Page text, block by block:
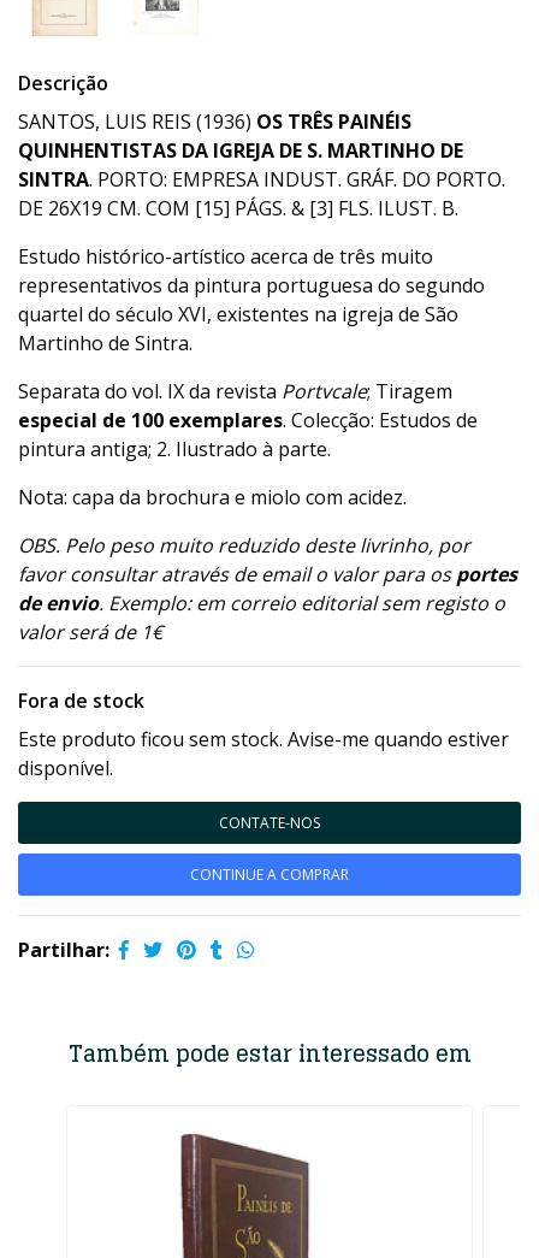
Descrição
SANTOS, LUIS REIS (1936) OS TRÊS PAINÉIS
QUINHENTISTAS DA IGREJA DE S. MARTINHO DE
SINTRA. PORTO: EMPRESA INDUST. GRÁF. DO PORTO.
DE 26X19 CM. COM [15] PÁGS. & [3] FLS. ILUST. B.
Estudo histórico-artístico acerca de três muito
representativos da pintura portuguesa do segundo
quartel do século XVI, existentes na igreja de São
Martinho de Sintra.
Separata do vol. IX da revista Portvcale; Tiragem
especial de 100 exemplares. Colecção: Estudos de
pintura antiga; 2. Ilustrado à parte.
Nota: capa da brochura e miolo com acidez.
OBS. Pelo peso muito reduzido deste livrinho, por
favor consultar através de email o valor para osportes
de envio. Exemplo: em correio editorial sem registo o
valor será de 1€
Fora de stock
Este produto ficou sem stock. Avise-me quando estiver
disponível.
CONTATE-NOS
CONTINUE A COMPRAR
Partilhar:
Também pode estar interessado em